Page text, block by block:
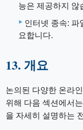
능은 제공하지 않
인터넷 종속: 파
요합니다.
13. 개요
논의된 다양한 온라
위해 다음 섹션에서
을 자세히 설명하는